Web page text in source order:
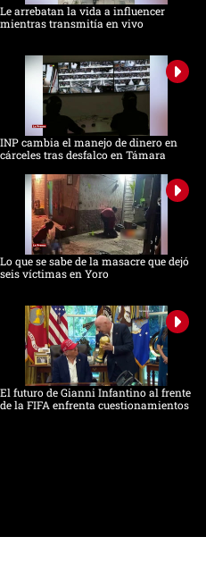
Le arrebatan la vida a influencer
mientras transmitía en vivo
INP cambia el manejo de dinero en
cárceles tras desfalco en Támara
Lo que se sabe de la masacre que dejó
seis víctimas en Yoro
El futuro de Gianni Infantino al frente
de la FIFA enfrenta cuestionamientos